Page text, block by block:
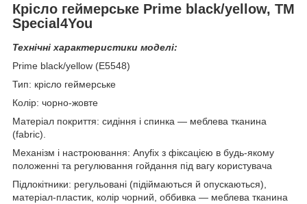
Крісло геймерське Prime black/yellow, TM
Special4You
Технічні характеристики моделі:
Prime black/yellow (E5548)
Тип: крісло геймерське
Колір: чорно-жовте
Матеріал покриття: сидіння і спинка — меблева тканина
(fabric).
Механізм і настроювання: Anyfix з фіксацією в будь-якому
положенні та регулювання гойдання під вагу користувача
Підлокітники: регульовані (підіймаються й опускаються),
матеріал-пластик, колір чорний, оббивка — меблева тканина